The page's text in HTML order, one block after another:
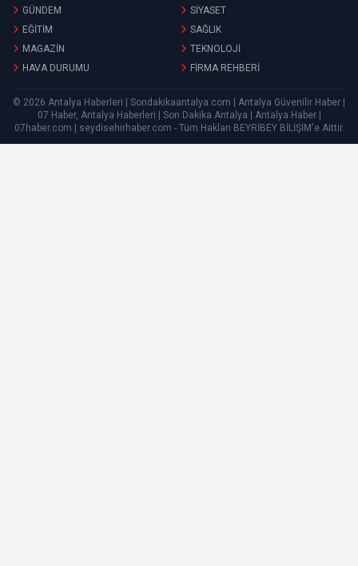
GÜNDEM
SİYASET
EĞİTİM
SAĞLIK
MAGAZİN
TEKNOLOJİ
HAVA DURUMU
FİRMA REHBERİ
© 2026 Antalya Haberleri | Sondakikaantalya.com | Antalya Güvenilir Haber |
07 Haber, Antalya Haberleri | Son Dakika Antalya | Antalya Haber |
07haber.com | seydisehirhaber.com - Tüm Hakları BEYRİBEY BİLİŞİM 'e Aittir.